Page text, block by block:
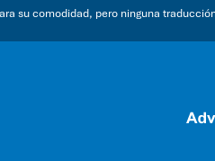
su comodidad, pero ninguna